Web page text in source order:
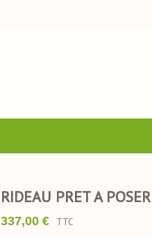
RIDEAU PRET A
337,00 € TTC